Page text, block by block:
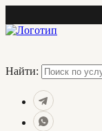
Найти: